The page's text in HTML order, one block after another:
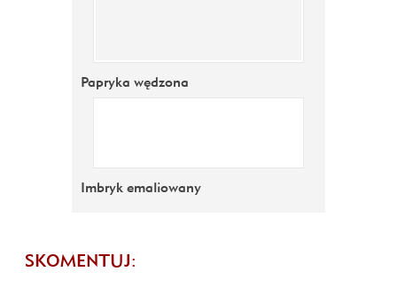
Papryka wędzona
Imbryk emaliowany
SKOMENTUJ: